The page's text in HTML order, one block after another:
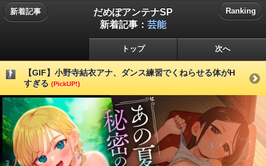
新着記事
だめぽアンテナSP
新着記事： 芸能
Ranking
トップ 次へ
【GIF】小野寺結衣アナ、ダンス練習でくねらせる体がH
すぎる (PickUP!)